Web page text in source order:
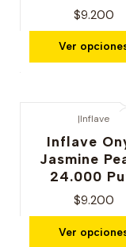
$9.200
Ver
|Inflave
Inflave
Jasmine
24.000
$9.200
Ver